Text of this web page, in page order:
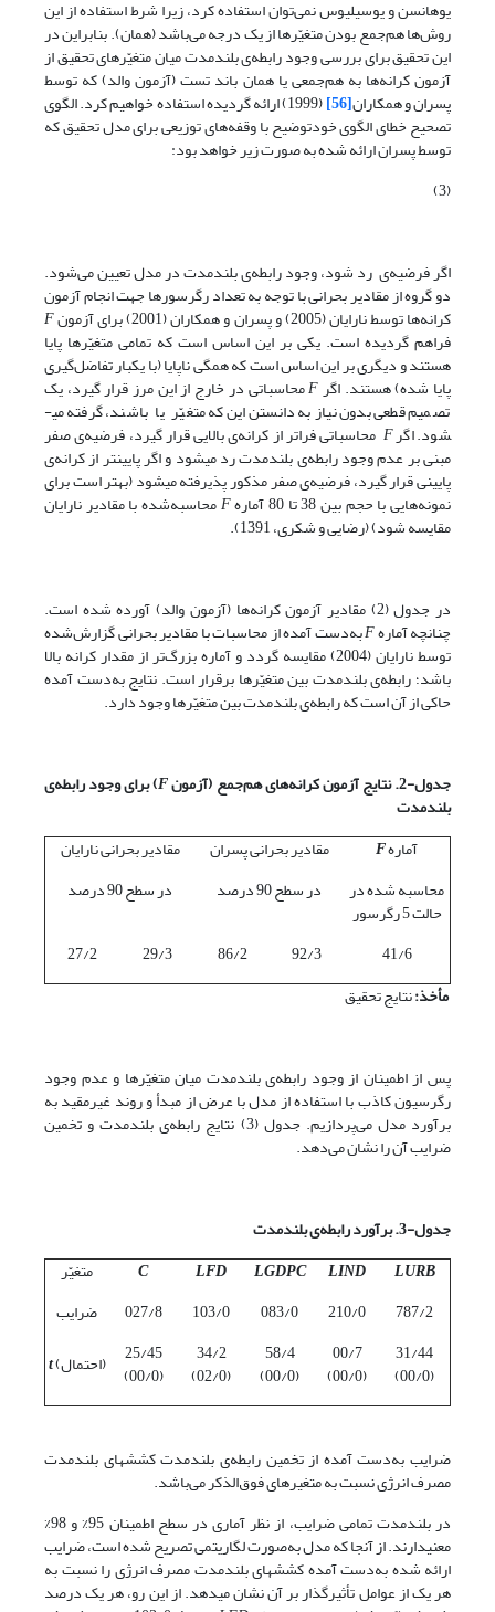
یوهانسن و یوسیلیوس نمی‌توان استفاده کرد، زیرا شرط استفاده از این
روش‌ها هم‌جمع بودن متغیّرها از یک درجه می‌باشد (همان). بنابراین در
این تحقیق برای بررسی وجود رابطه‌ی بلندمدت میان متغیّرهای تحقیق از
آزمون کرانه‌ها به هم‌جمعی یا همان باند تست (آزمون والد) که توسط
پسران و همکاران[56] (1999) ارائه گردیده استفاده خواهیم کرد. الگوی
تصحیح خطای الگوی خودتوضیح با وقفه‌های توزیعی برای مدل تحقیق که
توسط پسران ارائه شده به صورت زیر خواهد بود:
(3)
اگر فرضیه‌ی رد شود، وجود رابطه‌ی بلندمدت در مدل تعیین می‌شود.
دو گروه از مقادیر بحرانی با توجه به تعداد رگرسورها جهت انجام آزمون
کرانه‌ها توسط نارایان (2005) و پسران و همکاران (2001) برای آزمون F
فراهم گردیده است. یکی بر این اساس است که تمامی متغیّرها پایا
هستند و دیگری بر این اساس است که همگی ناپایا (با یک­بار تفاضل‌گیری
پایا شده) هستند. اگرFمحاسباتی در خارج از این مرز قرار گیرد، یک
تصمیم قطعی بدون نیاز به دانستن این که متغیّر یا باشند، گرفته می­
شود. اگرF محاسباتی فراتر از کرانه‌ی بالایی قرار گیرد، فرضیه‌ی صفر
مبنی بر عدم وجود رابطه‌ی بلندمدت رد می­شود و اگر پایین­تر از کرانه‌ی
پایینی قرار گیرد، فرضیه‌ی صفر مذکور پذیرفته می­شود (بهتر است برای
نمونه‌هایی با حجم بین 38 تا 80 آماره Fمحاسبه‌شده با مقادیر نارایان
مقایسه شود) (رضایی و شکری، 1391).
در جدول (2) مقادیر آزمون کرانه‌ها (آزمون والد) آورده شده است.
چنانچه آمارهFبه‌دست آمده از محاسبات با مقادیر بحرانی گزارش‌شده
توسط نارایان (2004) مقایسه گردد و آماره بزرگ‌تر از مقدار کرانه بالا
باشد؛ رابطه‌ی بلندمدت بین متغیّرها برقرار است. نتایج به‌دست آمده
حاکی از آن است که رابطه‌ی بلندمدت بین متغیّرها وجود دارد.
جدول-2. نتایج آزمون کرانه‌های هم‌جمع (آزمونF) برای وجود رابطهی
بلندمدت
آمارهF
محاسبه شده در
حالت 5 رگرسور
مقادیر بحرانی پسران
در سطح 90 درصد
مقادیر بحرانی نارایان
در سطح 90 درصد
41/6
92/3
86/2
29/3
27/2
مأخذ:نتایج تحقیق
پس از اطمینان از وجود رابطه‌ی بلندمدت میان متغیّرها و عدم وجود
رگرسیون کاذب با استفاده از مدل با عرض از مبدأ و روند غیرمقید به
برآورد مدل می‌پردازیم. جدول (3) نتایج رابطه‌ی بلندمدت و تخمین
ضرایب آن را نشان می‌دهد.
جدول-3. برآورد رابطه
ی بلندمدت
LURB
LIND
LGDPC
LFD
C
متغیّر
787/2
210/0
083/0
103/0
027/8
ضرایب
31/44
(00/0)
00/7
(00/0)
58/4
(00/0)
34/2
(02/0)
25/45
(00/0) (احتمال)t
ضرایب به‌دست آمده از تخمین رابطه‌ی بلندمدت کشش­های بلندمدت
مصرف انرژی نسبت به متغیرهای فوق‌الذکر می‌باشد.
در بلندمدت تمامی ضرایب، از نظر آماری در سطح اطمینان 95% و 98%
معنی­دارند. از آنجا که مدل بهصورت لگاریتمی تصریح شده است، ضرایب
ارائه شده بهدست آمده کشش­های بلندمدت مصرف انرژی را نسبت به
هر یک از عوامل تأثیرگذار بر آن نشان می­دهد. از این رو، هر یک درصد